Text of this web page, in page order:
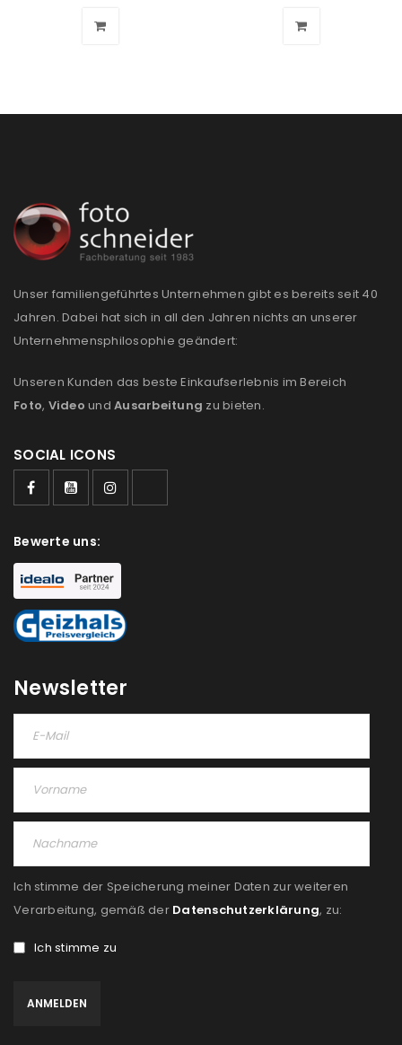
REGISTRIEREN
Ein Link zum Erstellen eines neuen Passworts wird an
deine E-Mail-Adresse gesendet.
NEWSLETTER ABONNIEREN
Please select all the ways you would like to hear from
Ich stimme zu
Ja, ich möchte ein Kundenkonto eröffnen und
akzeptiere die Datenschutzerklärung
Unser familiengeführtes Unternehmen gibt es bereits seit 40
Jahren. Dabei hat sich in all den Jahren nichts an unserer
Unternehmensphilosophie geändert:
Unseren Kunden das beste Einkaufserlebnis im Bereich
Foto, Video und Ausarbeitung zu bieten.
SOCIAL ICONS
Bewerte uns:
Newsletter
Ich stimme der Speicherung meiner Daten zur weiteren
Verarbeitung, gemäß der Datenschutzerklärung, zu:
Ich stimme zu